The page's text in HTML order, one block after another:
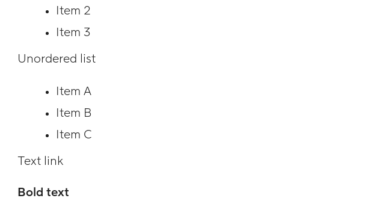
Item 2
Item 3
Unordered list
Item A
Item B
Item C
Text link
Bold text